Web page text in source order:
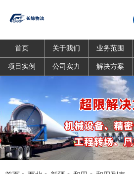
首页 关于我们 业务范围
项目实例 公司实力 解决方案